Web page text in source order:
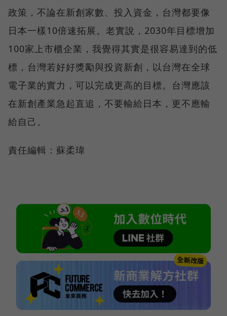
政策，不論在新創家數、投入資金，台灣都要像
日本一樣10倍速拓展。老實說，2030年目標增加
100家上市櫃企業，我覺得其實是很容易達到的低
標，台灣若好好獎勵與投資新創，以台灣在全球
電子業的實力，可以完成更高的目標。台灣應該
在新創產業急起直追，不要輸給日本，更不應輸
給自己。
責任編輯：蘇柔瑋